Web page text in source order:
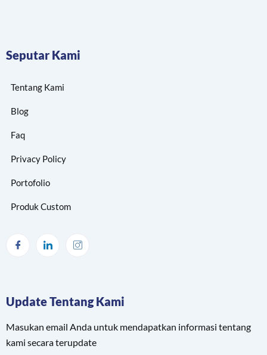
Seputar Kami
Tentang Kami
Blog
Faq
Privacy Policy
Portofolio
Produk Custom
Update Tentang Kami
Masukan email Anda untuk mendapatkan informasi tentang
kami secara terupdate